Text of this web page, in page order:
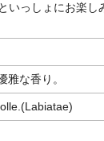
っしょにお楽し
雅な香り。